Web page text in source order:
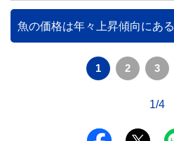
魚の価格は年々上昇傾向にある
1 2 3
1/4